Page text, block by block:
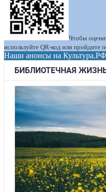
Чтобы
используйте QR-код или пройдите
Наши анонсы на Культура.РФ